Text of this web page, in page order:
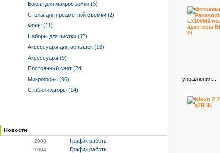
Боксы для макросъемки (3)
Столы для предметной съемки (2)
Фоны (11)
Наборы для чистки (12)
Аксессуары для вспышек (16)
Аксессуары (9)
Постоянный свет (24)
Микрофоны (96)
Стабилизаторы (14)
Новости
2008 График работы
1004 График работы
управления...